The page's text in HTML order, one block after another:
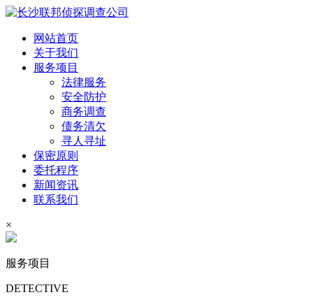
网站首页
关于我们
服务项目
法律服务
安全防护
商务调查
债务清欠
寻人寻址
保密原则
委托程序
新闻资讯
联系我们
×
服务项目
DETECTIVE